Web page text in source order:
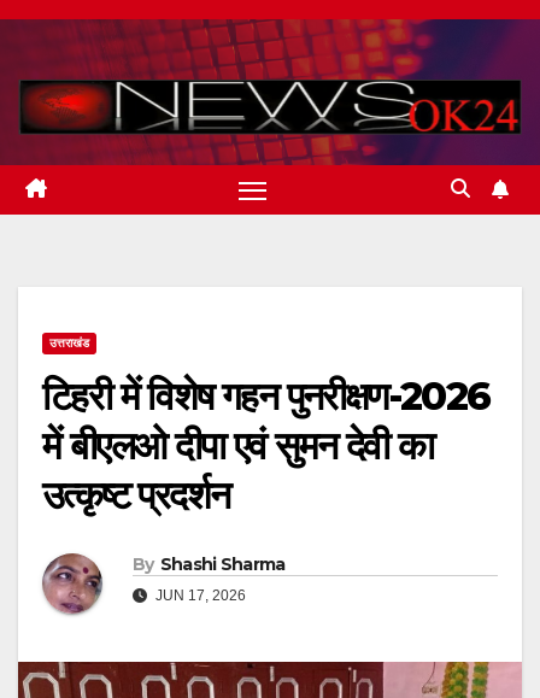
Skip
content
उत्तराखंड
टिहरी में विशेष गहन पुनरीक्षण-2026
में बीएलओ दीपा एवं सुमन देवी का
उत्कृष्ट प्रदर्शन
By Shashi Sharma
JUN 17, 2026